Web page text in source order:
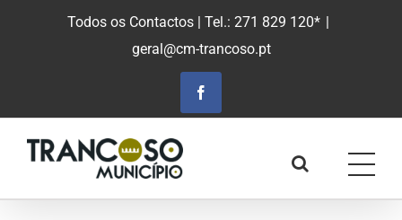
Todos os Contactos | Tel.: 271 829 120* |
geral@cm-trancoso.pt
Facebook